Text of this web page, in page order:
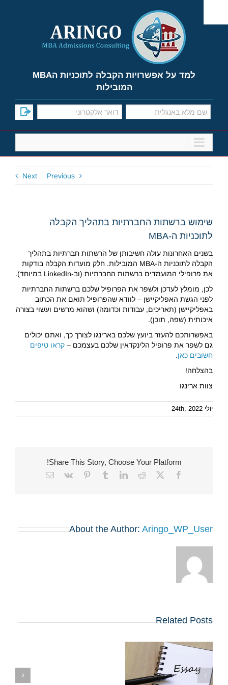
content
למד על אפשרויות הקבלה לתוכניות הMBA
המובילות
Previous
Next
שימוש ברשתות החברתיות בתהליך הקבלה
לתוכניות ה-MBA
בשנים האחרונות עולה חשיבותן של הרשתות חברתיות בתהליך
הקבלה לתוכניות ה-MBA המובילות. חלק מועדות הקבלה בודקות
את פרופילי המועמדים ברשתות החברתיות (וב-LinkedIn במיוחד).
לכן, מומלץ לעדכן ולשפר את הפרופיל שלכם ברשתות החברתיות
לפני הגשת האפליקיישן – לוודא שהפרופיל תואם את הכתוב
באפליקיישן (תאריכים, עבודות וכדומה) ושהוא מרשים ועשוי בצורה
איכותית (שפה, תוכן).
באפשרותכם להעזר ביועץ שלכם בארינגו לצורך כך, ואתם יכולים
גם לשפר את פרופיל הלינקדאין שלכם בעצמכם – קראו טיפים
חשובים כאן.
בהצלחה!
צוות ארינגו
יולי 24th, 2022
Share This Story, Choose Your Platform!
Facebook
X
Reddit
LinkedIn
Tumblr
Pinterest
Vk
Email
About the Author: Aringo_WP_User
Related Posts